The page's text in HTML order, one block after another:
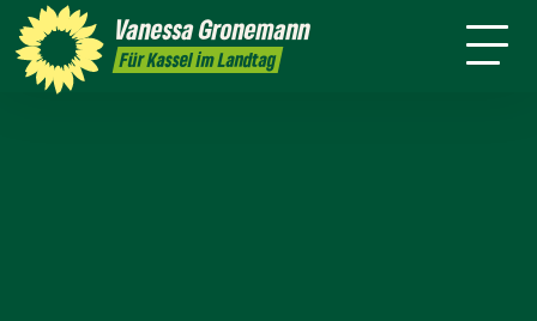
VanessaGronemann
Für Kassel im Landtag
Kontakt Mitmachen
Themen